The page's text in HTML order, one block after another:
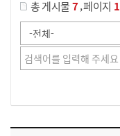
총 게시물7,페이지 1
교육전반 목록 으로 번호, 제목, 작성자, 조회수, 등록 일로 나열 되고 있습니다.